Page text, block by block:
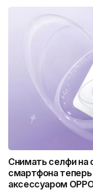
Снимать селфи на
смартфона
аксессуаром